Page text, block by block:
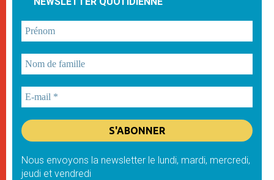
Nous envoyons la newsletter le lundi, mardi, mercredi,
jeudi et vendredi